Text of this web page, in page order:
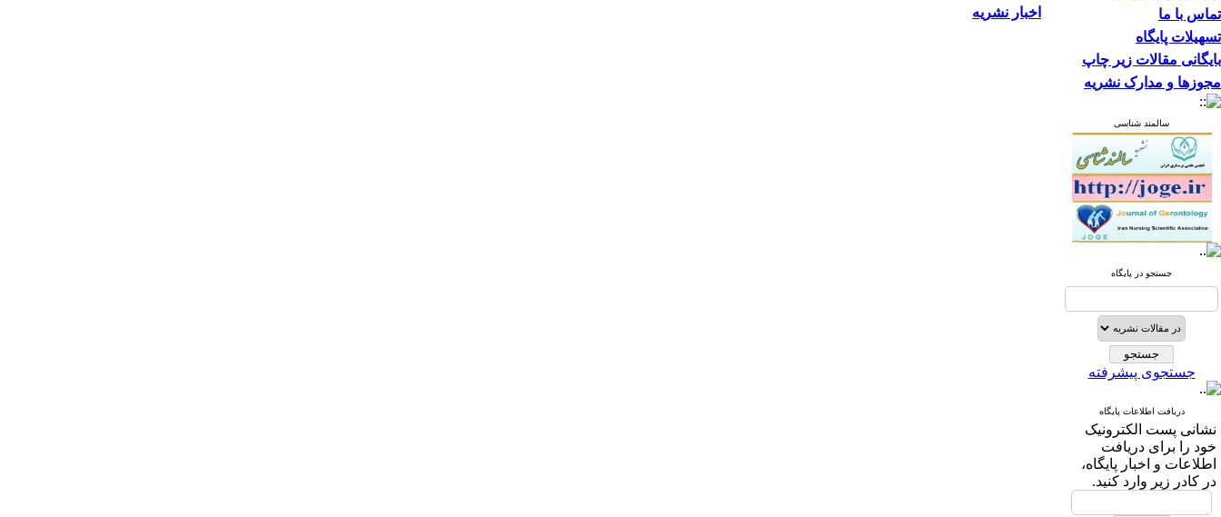
تماس با ما
تسهیلات پایگاه
بایگانی مقالات زیر چاپ
مجوزها و مدارک نشریه
سالمند شناسی
جستجو در پایگاه
جستجوی پیشرفته
دریافت اطلاعات پایگاه
نشانی پست الکترونیک
خود را برای دریافت
اطلاعات و اخبار پایگاه،
در کادر زیر وارد کنید.
اخبار نشریه